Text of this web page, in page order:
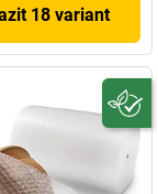
18 variant